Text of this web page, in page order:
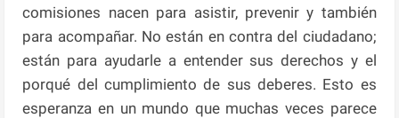
comisiones nacen para asistir, prevenir y también
para acompañar. No están en contra del ciudadano;
están para ayudarle a entender sus derechos y el
porqué del cumplimiento de sus deberes. Esto es
esperanza en un mundo que muchas veces parece